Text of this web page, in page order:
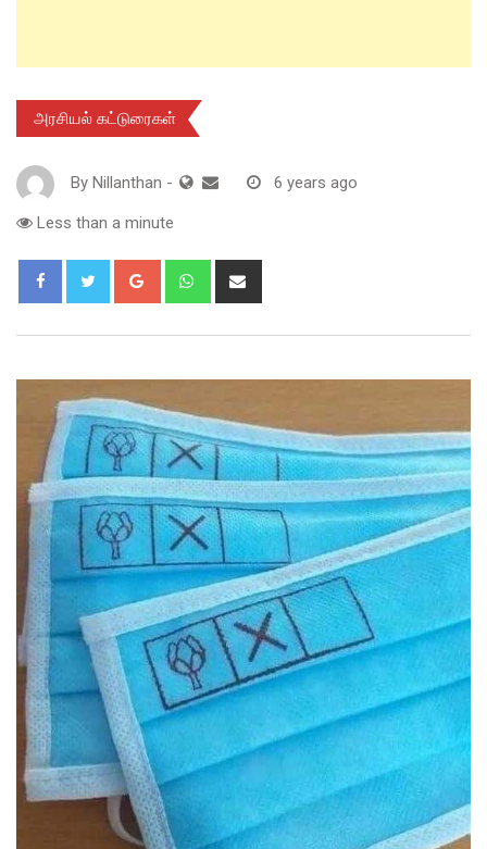
அரசியல் கட்டுரைகள்
By Nillanthan - 6 years ago
Less than a minute
Google+ Whatsapp